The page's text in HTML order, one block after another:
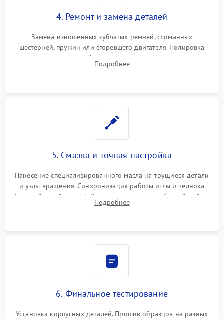
4. Ремонт и замена деталей
Замена изношенных зубчатых ремней, сломанных
шестерней, пружин или сгоревшего двигателя. Полировка
челночного устройства для устранения заусенцев.
Восстановление контактов в педали и пайка элементов на
Подробнее
5. Смазка и точная настройка
Нанесение специализированного масла на трущиеся детали
и узлы вращения. Синхронизация работы иглы и челнока
(настройка таймингов). Регулировка высоты зубчатой рейки,
центровка игловодителя и калибровка натяжителей верхней
Подробнее
6. Финальное тестирование
Установка корпусных деталей. Прошив образцов на разных